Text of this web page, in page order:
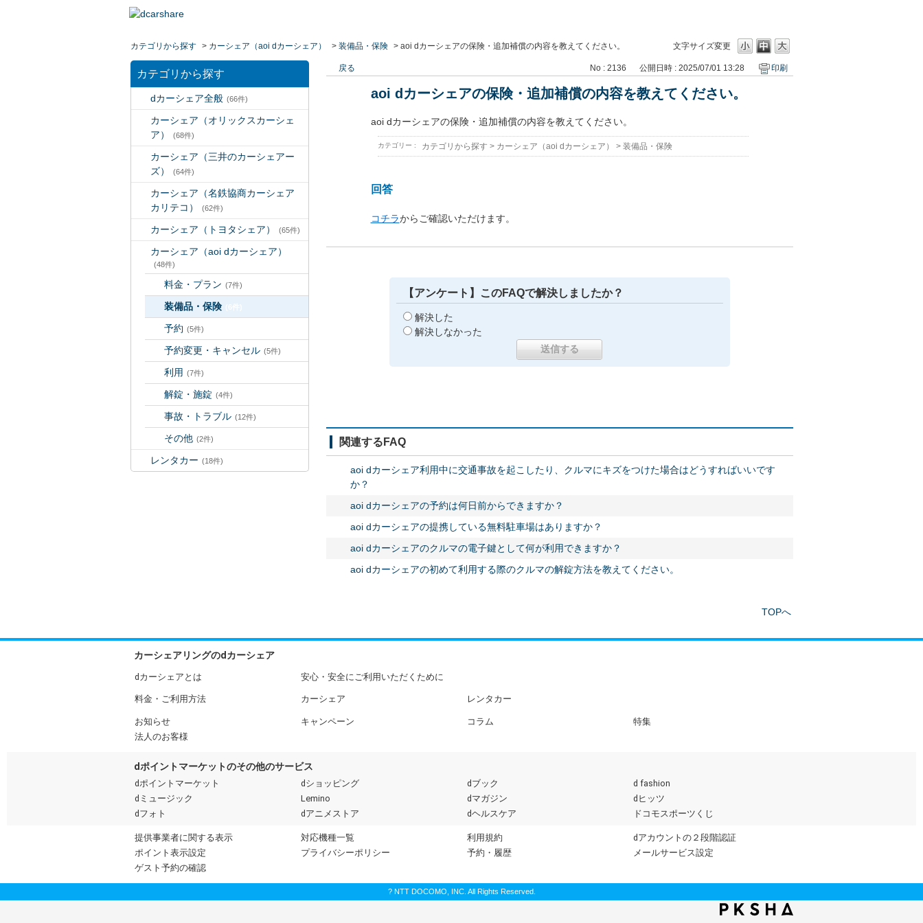
文字サイズ変更
カテゴリから探す > カーシェア（aoi dカーシェア） > 装備品・保険 > aoi dカーシェアの保険・追加補償の内容を教えてください。
カテゴリから探す
dカーシェア全般 (66件)
カーシェア（オリックスカーシェ
ア）
(68件)
カーシェア（三井のカーシェアー
ズ）
(64件)
カーシェア（名鉄協商カーシェア
カリテコ）
(62件)
カーシェア（トヨタシェア） (65件)
カーシェア（aoi dカーシェア）
(48件)
料金・プラン (7件)
装備品・保険
予約 (5件)
予約変更・キャンセル (5件)
利用 (7件)
解錠・施錠 (4件)
事故・トラブル (12件)
その他 (2件)
レンタカー (18件)
戻る No : 2136 公開日時 : 2025/07/01 13:28 印刷
aoi dカーシェアの保険・追加補償の内容を教えてください。
aoi dカーシェアの保険・追加補償の内容を教えてください。
カテゴリー : カテゴリから探す > カーシェア（aoi dカーシェア） > 装備品・保険
回答
コチラからご確認いただけます。
【アンケート】このFAQで解決しましたか？
解決した
解決しなかった
関連するFAQ
aoi dカーシェア利用中に交通事故を起こしたり、クルマにキズをつけた場合はどうすればいいです
か？
aoi dカーシェアの予約は何日前からできますか？
aoi dカーシェアの提携している無料駐車場はありますか？
aoi dカーシェアのクルマの電子鍵として何が利用できますか？
aoi dカーシェアの初めて利用する際のクルマの解錠方法を教えてください。
TOPへ
カーシェアリングのdカーシェア
dカーシェアとは 安心・安全にご利用いただくために
料金・ご利用方法 カーシェア レンタカー
お知らせ キャンペーン コラム
特集
法人のお客様
dポイントマーケットのその他のサービス
dポイントマーケット dショッピング dブック
d fashion
dミュージック
Lemino dマガジン
dヒッツ
dフォト
dアニメストア dヘルスケア ドコモスポーツくじ
提供事業者に関する表示 対応機種一覧 利用規約
dアカウントの２段階認証
ポイント表示設定
プライバシーポリシー 予約・履歴
メールサービス設定
ゲスト予約の確認
? NTT DOCOMO, INC. All Rights Reserved.